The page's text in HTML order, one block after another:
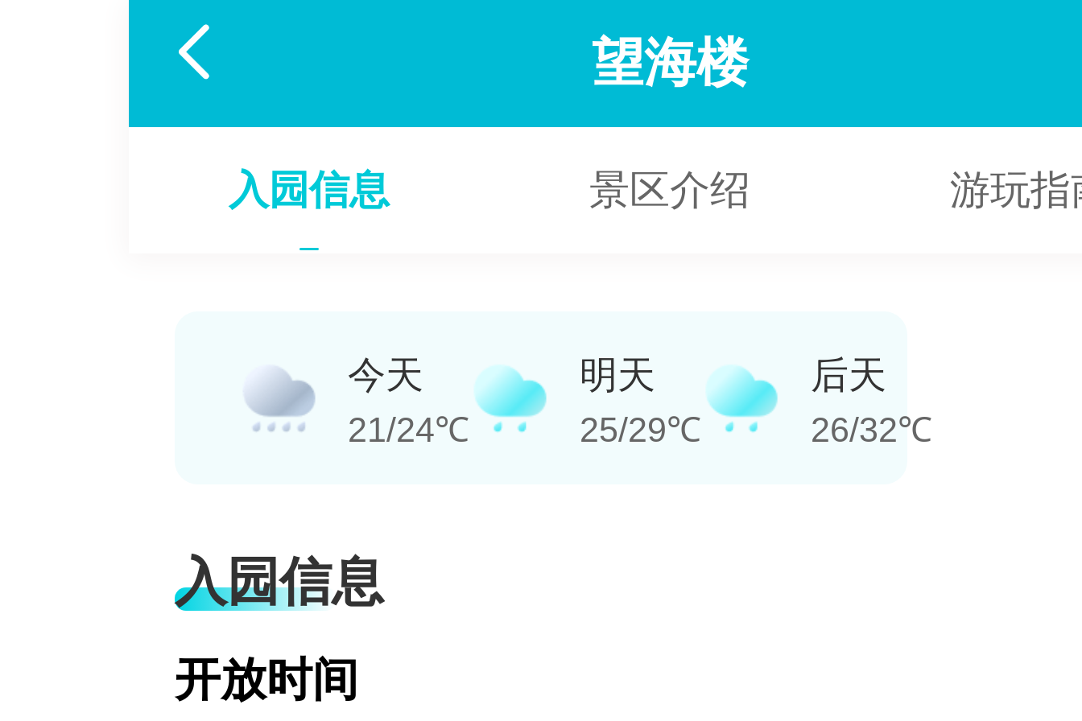
 望海楼
入园信息 景区介绍 游玩指
今天
21/24℃
明天
25/29℃
后天
26/32℃
入园信息
开放时间